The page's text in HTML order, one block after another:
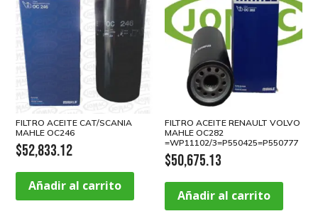
FILTRO ACEITE CAT/SCANIA
MAHLE OC246
$52,833.12
Añadir al carrito
FILTRO ACEITE RENAULT VOLVO
MAHLE OC282
=WP11102/3=P550425=P550777
$50,675.13
Añadir al carrito